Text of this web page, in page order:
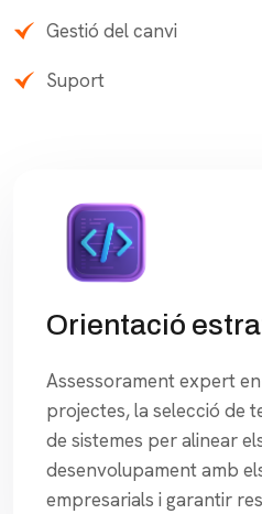
Gestió del canvi
Suport
Orientació
Assessorament expert
projectes, la selecció de
de sistemes per alinear
desenvolupament amb
empresarials i garantir